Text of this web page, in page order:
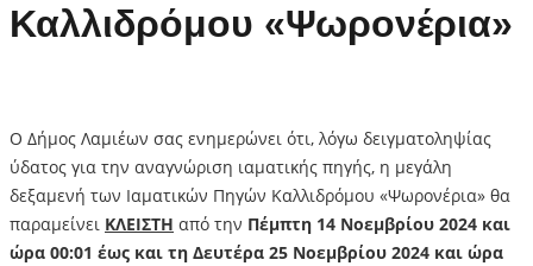
Καλλιδρόμου «Ψωρονέρια»
Ο Δήμος Λαμιέων σας ενημερώνει ότι, λόγω δειγματοληψίας
ύδατος για την αναγνώριση ιαματικής πηγής, η μεγάλη
δεξαμενή των Ιαματικών Πηγών Καλλιδρόμου «Ψωρονέρια» θα
παραμείνει ΚΛΕΙΣΤΗ από την Πέμπτη 14 Νοεμβρίου 2024 και
ώρα 00:01 έως και τη Δευτέρα 25 Νοεμβρίου 2024 και ώρα